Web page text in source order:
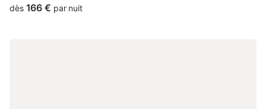
dès 166 € par nuit